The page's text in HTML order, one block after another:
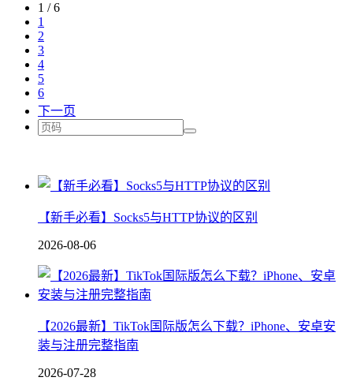
1 / 6
1
2
3
4
5
6
下一页
【新手必看】Socks5与HTTP协议的区别
2026-08-06
【2026最新】TikTok国际版怎么下载？iPhone、安卓安
装与注册完整指南
2026-07-28